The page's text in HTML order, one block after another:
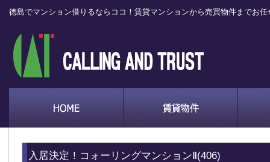
徳島でマンション借りるならココ！賃貸マンションから売買物件までお任
入居決定！コォーリングマンションⅡ(406)